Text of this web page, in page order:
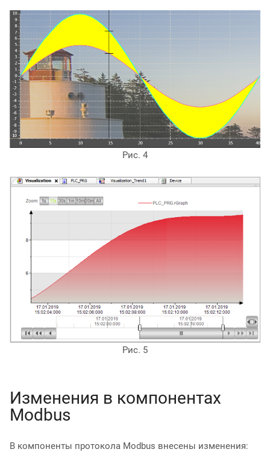
Рис. 4
Рис. 5
Изменения в компонентах
Modbus
В компоненты протокола Modbus внесены изменения: